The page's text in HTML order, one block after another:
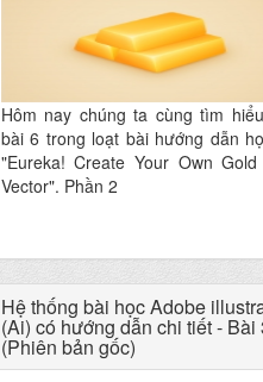
Hôm nay chúng ta cùng tìm
bài 6 trong loạt bài hướng dẫn
"Eureka! Create Your Own Gold
Vector". Phần 2
Hệ thống bài học Adobe
(Ai) có hướng dẫn chi tiết - Bài
(Phiên bản gốc)